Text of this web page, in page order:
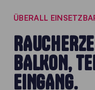
ÜBERALL
BALKON,
EINGANG.